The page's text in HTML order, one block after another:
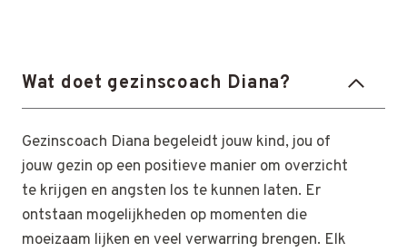
Wat doet gezinscoach Diana?
Gezinscoach Diana begeleidt jouw kind, jou of
jouw gezin op een positieve manier om overzicht
te krijgen en angsten los te kunnen laten. Er
ontstaan mogelijkheden op momenten die
moeizaam lijken en veel verwarring brengen. Elk